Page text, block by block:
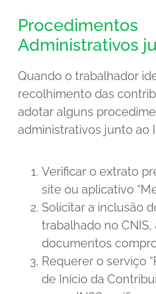
Procedimentos
Administrativos
Quando o trabalhador
recolhimento das
adotar alguns
administrativos junto ao
Verificar o extrato
site ou aplicativo
Solicitar a inclusão
trabalhado no
documentos
Requerer o serviço
de Início da